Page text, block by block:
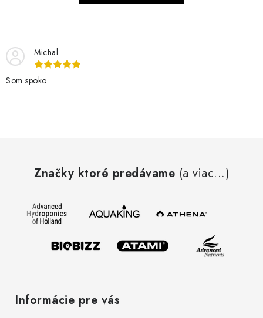
Michal
Som spoko
Značky ktoré predávame (a viac...)
Informácie pre vás